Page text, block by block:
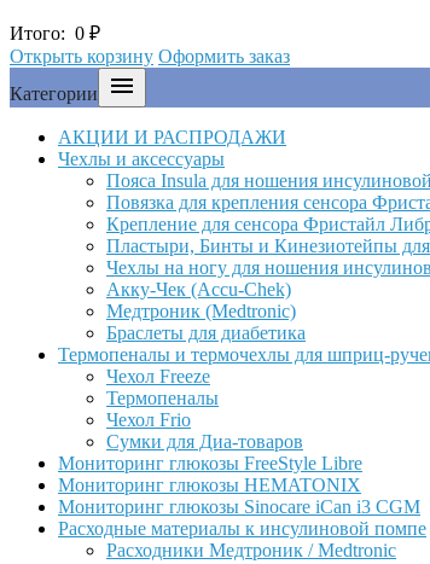
Итого: 0 ₽
Открыть корзину Оформить заказ
Категории

АКЦИИ И РАСПРОДАЖИ
Чехлы и аксессуары
Пояса Insula для ношения
Повязка для крепления сенсора
Крепление для сенсора Фристайл
Пластыри, Бинты и Кинезиотейпы
Чехлы на ногу для ношения
Акку-Чек (Accu-Chek)
Медтроник (Medtronic)
Браслеты для диабетика
Термопеналы и термочехлы для шприц-
Чехол Freeze
Термопеналы
Чехол Frio
Сумки для Диа-товаров
Мониторинг глюкозы FreeStyle Libre
Мониторинг глюкозы HEMATONIX
Мониторинг глюкозы Sinocare iCan i3 CGM
Расходные материалы к инсулиновой помпе
Расходники Медтроник / Medtronic